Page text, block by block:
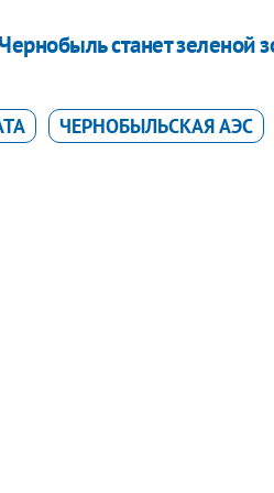
станет зеленой
ЧЕРНОБЫЛЬСКАЯ АЭС